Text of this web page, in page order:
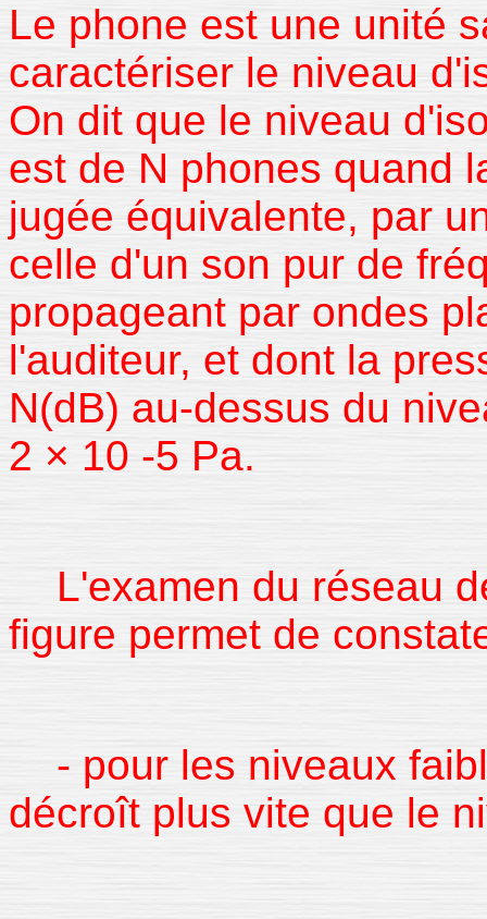
Le phone est une unité
caractériser le niveau
On dit que le niveau
est de N phones quand
jugée équivalente, par
celle d'un son pur de
propageant par ondes
l'auditeur, et dont la
N(dB) au-dessus du
2 × 10 -5 Pa.
L'examen du réseau
figure permet de
- pour les niveaux
décroît plus vite que le